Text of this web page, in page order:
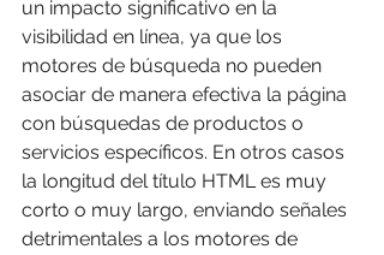
un impacto significativo en la
visibilidad en línea, ya que los
motores de búsqueda no pueden
asociar de manera efectiva la página
con búsquedas de productos o
servicios específicos. En otros casos
la longitud del título HTML es muy
corto o muy largo, enviando señales
detrimentales a los motores de